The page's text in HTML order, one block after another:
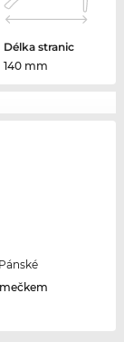
Délka stranic
140 mm